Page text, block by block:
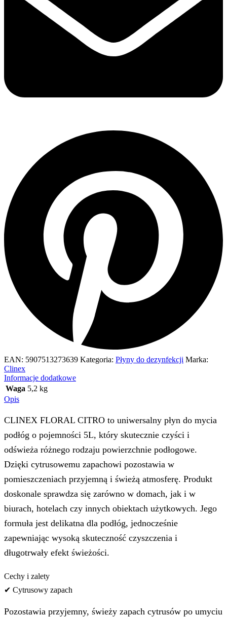
EAN: 5907513273639 Kategoria: Płyny do dezynfekcji Marka:
Clinex
Informacje dodatkowe
Waga 5,2 kg
Opis
CLINEX FLORAL CITRO to uniwersalny płyn do mycia
podłóg o pojemności 5L, który skutecznie czyści i
odświeża różnego rodzaju powierzchnie podłogowe.
Dzięki cytrusowemu zapachowi pozostawia w
pomieszczeniach przyjemną i świeżą atmosferę. Produkt
doskonale sprawdza się zarówno w domach, jak i w
biurach, hotelach czy innych obiektach użytkowych. Jego
formuła jest delikatna dla podłóg, jednocześnie
zapewniając wysoką skuteczność czyszczenia i
długotrwały efekt świeżości.
Cechy i zalety
✔ Cytrusowy zapach
Pozostawia przyjemny, świeży zapach cytrusów po umyciu